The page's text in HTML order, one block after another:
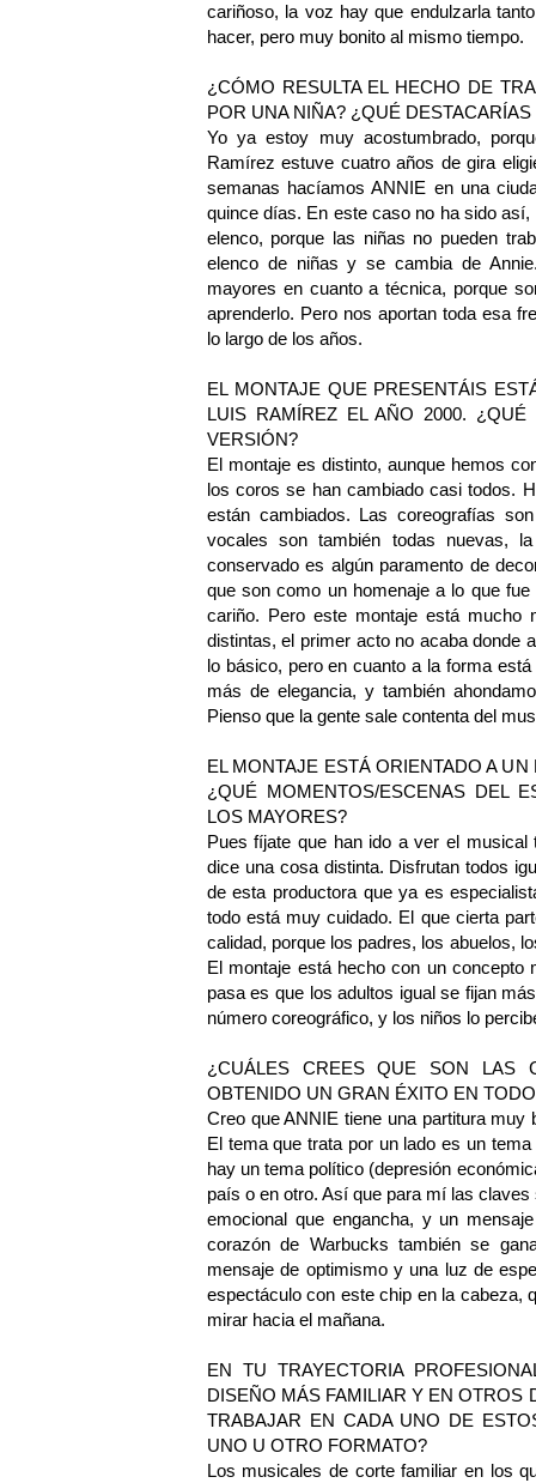
cariñoso, la voz hay que endulzarla
hacer, pero muy bonito al mismo tiempo.
¿CÓMO RESULTA EL HECHO DE
POR UNA NIÑA? ¿QUÉ
Yo ya estoy muy acostumbrado,
Ramírez estuve cuatro años de gira
semanas hacíamos ANNIE en una
quince días. En este caso no ha sido
elenco, porque las niñas no pueden
elenco de niñas y se cambia de
mayores en cuanto a técnica, porque
aprenderlo. Pero nos aportan toda esa
lo largo de los años.
EL MONTAJE QUE PRESENTÁIS
LUIS RAMÍREZ EL AÑO 2000.
VERSIÓN?
El montaje es distinto, aunque hemos
los coros se han cambiado casi todos.
están cambiados. Las coreografías
vocales son también todas nuevas,
conservado es algún paramento de
que son como un homenaje a lo que
cariño. Pero este montaje está mucho
distintas, el primer acto no acaba donde
lo básico, pero en cuanto a la forma
más de elegancia, y también
Pienso que la gente sale contenta del
EL MONTAJE ESTÁ ORIENTADO A
¿QUÉ MOMENTOS/ESCENAS DEL
LOS MAYORES?
Pues fíjate que han ido a ver el
dice una cosa distinta. Disfrutan todos
de esta productora que ya es
todo está muy cuidado. El que cierta
calidad, porque los padres, los abuelos,
El montaje está hecho con un
pasa es que los adultos igual se fijan
número coreográfico, y los niños lo
¿CUÁLES CREES QUE SON LAS
OBTENIDO UN GRAN ÉXITO EN
Creo que ANNIE tiene una partitura
El tema que trata por un lado es un
hay un tema político (depresión
país o en otro. Así que para mí las
emocional que engancha, y un
corazón de Warbucks también se
mensaje de optimismo y una luz de
espectáculo con este chip en la cabeza,
mirar hacia el mañana.
EN TU TRAYECTORIA
DISEÑO MÁS FAMILIAR Y EN OTROS
TRABAJAR EN CADA UNO DE
UNO U OTRO FORMATO?
Los musicales de corte familiar en los